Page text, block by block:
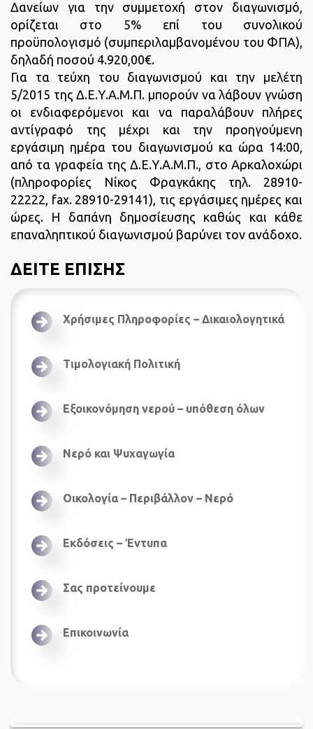
Δανείων για την συμμετοχή στον διαγωνισμό,
ορίζεται στο 5% επί του συνολικού
προϋπολογισμό (συμπεριλαμβανομένου του ΦΠΑ),
δηλαδή ποσού 4.920,00€.
Για τα τεύχη του διαγωνισμού και την μελέτη
5/2015 της Δ.Ε.Υ.Α.Μ.Π. μπορούν να λάβουν γνώση
οι ενδιαφερόμενοι και να παραλάβουν πλήρες
αντίγραφό της μέχρι και την προηγούμενη
εργάσιμη ημέρα του διαγωνισμού κα ώρα 14:00,
από τα γραφεία της Δ.Ε.Υ.Α.Μ.Π., στο Αρκαλοχώρι
(πληροφορίες Νίκος Φραγκάκης τηλ. 28910-
22222, fax. 28910-29141), τις εργάσιμες ημέρες και
ώρες. Η δαπάνη δημοσίευσης καθώς και κάθε
επαναληπτικού διαγωνισμού βαρύνει τον ανάδοχο.
ΔΕΙΤΕ ΕΠΙΣΗΣ
Χρήσιμες Πληροφορίες – Δικαιολογητικά
Τιμολογιακή Πολιτική
Εξοικονόμηση νερού – υπόθεση όλων
Νερό και Ψυχαγωγία
Οικολογία – Περιβάλλον – Νερό
Εκδόσεις – Έντυπα
Σας προτείνουμε
Επικοινωνία